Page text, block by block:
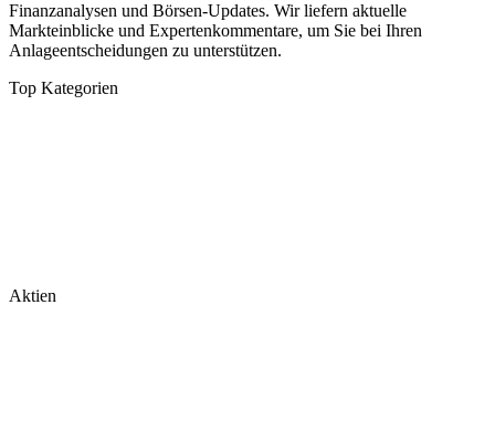
Finanzanalysen und Börsen-Updates. Wir liefern aktuelle
Markteinblicke und Expertenkommentare, um Sie bei Ihren
Anlageentscheidungen zu unterstützen.
Top Kategorien
Aktien